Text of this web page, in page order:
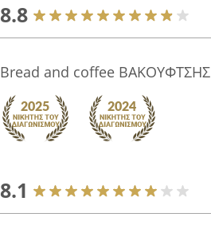
8.8
Bread and coffee ΒΑΚΟΥΦΤΣΗΣ
8.1